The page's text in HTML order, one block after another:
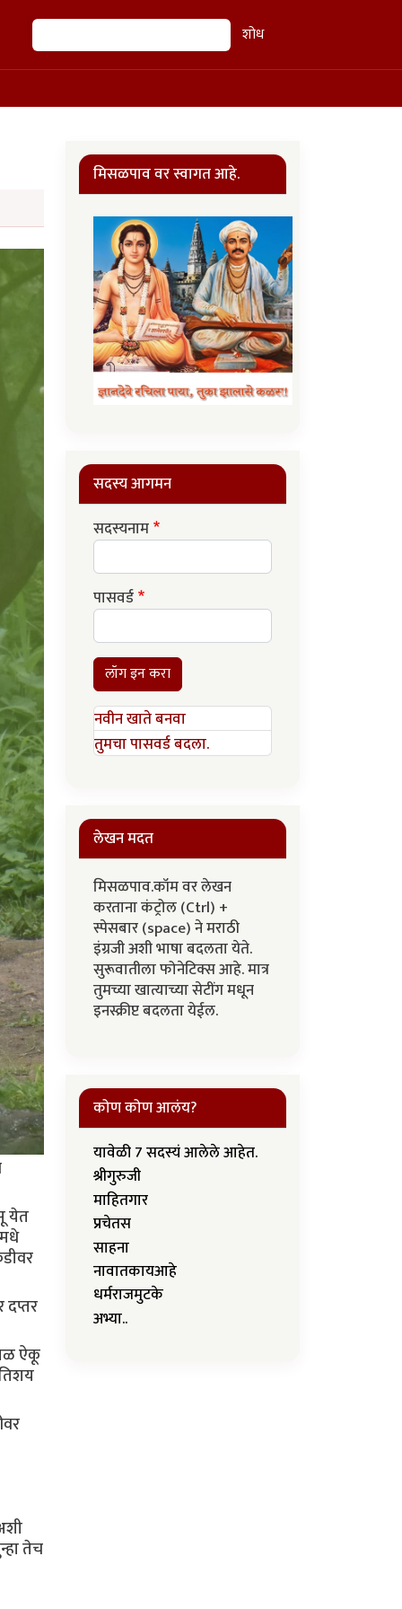
शोध शोध
येत
ऐकू
तेच
मिसळपाव वर स्वागत आहे.
सदस्य आगमन
सदस्यनाम
पासवर्ड
लॉग इन करा
नवीन खाते बनवा
तुमचा पासवर्ड बदला.
लेखन मदत
मिसळपाव.कॉम वर लेखन
करताना कंट्रोल (Ctrl) +
स्पेसबार (space) ने मराठी
इंग्रजी अशी भाषा बदलता येते.
सुरूवातीला फोनेटिक्स आहे. मात्र
तुमच्या खात्याच्या सेटींग मधून
इनस्क्रीप्ट बदलता येईल.
कोण कोण आलंय?
यावेळी 7 सदस्यं आलेले आहेत.
श्रीगुरुजी
माहितगार
प्रचेतस
साहना
नावातकायआहे
धर्मराजमुटके
अभ्या..